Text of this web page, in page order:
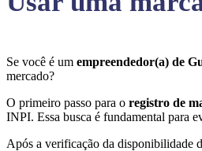
Se você é um empreendedor(a) de
mercado?
O primeiro passo para o registro de
INPI. Essa busca é fundamental para
Após a verificação da disponibilidade